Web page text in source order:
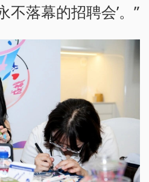
不落幕的招聘会’。”